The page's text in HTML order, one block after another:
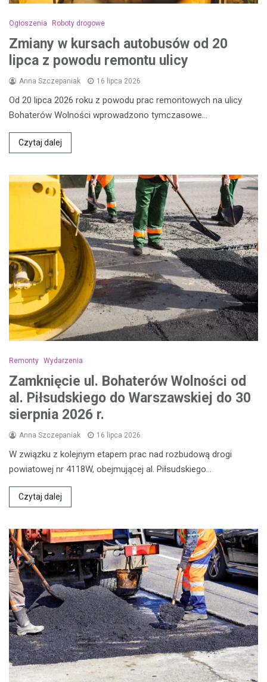
Ogłoszenia Roboty drogowe
Zmiany w kursach autobusów od 20
lipca z powodu remontu ulicy
Anna Szczepaniak 16 lipca 2026
Od 20 lipca 2026 roku z powodu prac remontowych na ulicy
Bohaterów Wolności wprowadzono tymczasowe…
Czytaj dalej
Remonty Wydarzenia
Zamknięcie ul. Bohaterów Wolności od
al. Piłsudskiego do Warszawskiej do 30
sierpnia 2026 r.
Anna Szczepaniak 16 lipca 2026
W związku z kolejnym etapem prac nad rozbudową drogi
powiatowej nr 4118W, obejmującej al. Piłsudskiego…
Czytaj dalej